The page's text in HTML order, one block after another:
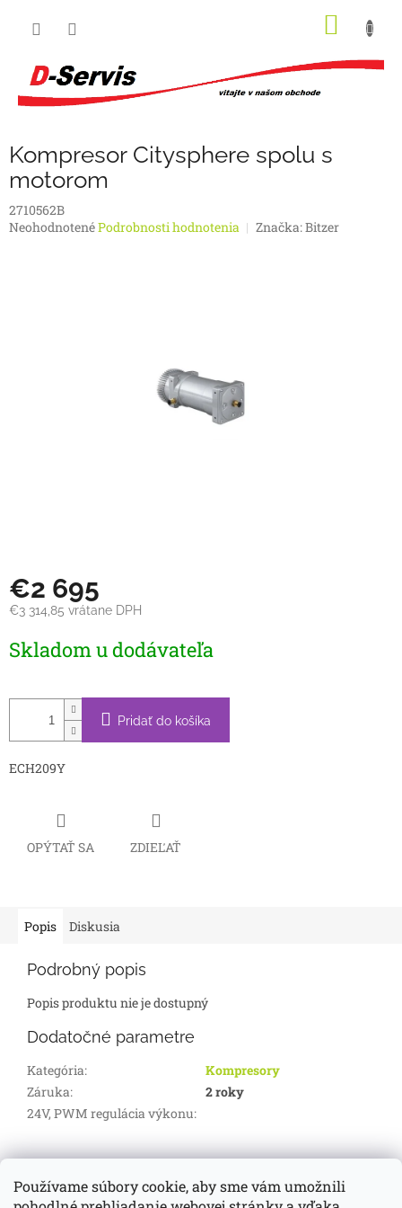
Používame súbory cookie, aby sme vám umožnili
Kompresor Citysphere spolu s
motorom
2710562B
Priemerné
NeohodnotenéPodrobnosti hodnotenia Značka:Bitzer
€2 695
€3 314,85 vrátane DPH
cena:
Skladom u dodávateľa
Pridať do košíka
ECH209Y
OPÝTAŤ SA ZDIEĽAŤ
Popis Diskusia
Podrobný popis
Popis produktu nie je dostupný
Dodatočné parametre
Kategória:
Kompresory
Záruka:
2 roky
24V, PWM regulácia výkonu:
Z
d-servis.sk webasto.sk eberspächer.sk